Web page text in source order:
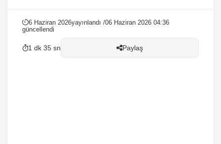
6 Haziran 2026yayınlandı /06 Haziran 2026 04:36
güncellendi
1 dk 35 sn Paylaş